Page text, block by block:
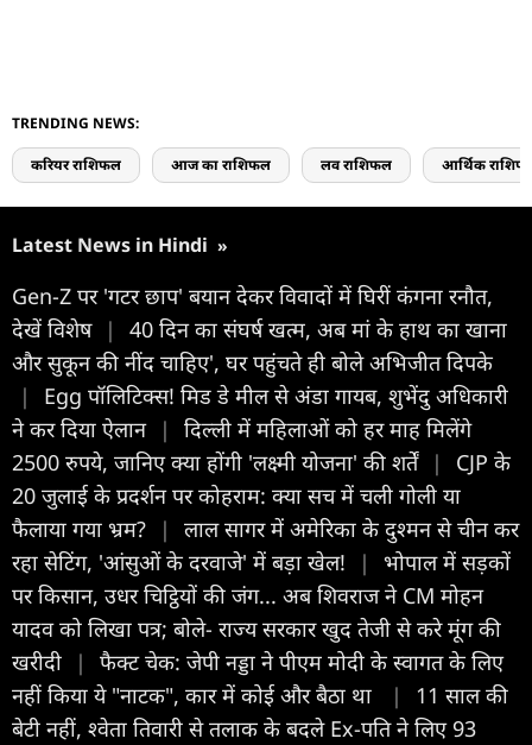
TRENDING NEWS:
करियर राशिफल आज का राशिफल लव राशिफल आर्थिक
Latest News in Hindi »
Gen-Z पर 'गटर छाप' बयान देकर विवादों में घिरीं कंगना रनौत,
देखें विशेष |
40 दिन का संघर्ष खत्म, अब मां के हाथ का खाना
और सुकून की नींद चाहिए', घर पहुंचते ही बोले अभिजीत दिपके
|
Egg पॉलिटिक्स! मिड डे मील से अंडा गायब, शुभेंदु अधिकारी
ने कर दिया ऐलान |
दिल्ली में महिलाओं को हर माह मिलेंगे
2500 रुपये, जानिए क्या होंगी 'लक्ष्मी योजना' की शर्तें |
CJP के
20 जुलाई के प्रदर्शन पर कोहराम: क्या सच में चली गोली या
फैलाया गया भ्रम?
|
लाल सागर में अमेरिका के दुश्मन से चीन कर
रहा सेटिंग, 'आंसुओं के दरवाजे' में बड़ा खेल!
|
भोपाल में सड़कों
पर किसान, उधर चिट्ठियों की जंग... अब शिवराज ने CM मोहन
यादव को लिखा पत्र; बोले- राज्य सरकार खुद तेजी से करे मूंग की
खरीदी
|
फैक्ट चेक: जेपी नड्डा ने पीएम मोदी के स्वागत के लिए
नहीं किया ये "नाटक", कार में कोई और बैठा था
|
11 साल की
बेटी नहीं, श्वेता तिवारी से तलाक के बदले Ex-पति ने लिए 93